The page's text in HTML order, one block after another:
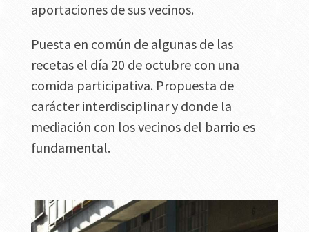
aportaciones de sus vecinos.
Puesta en común de algunas de las
recetas el día 20 de octubre con una
comida participativa. Propuesta de
carácter interdisciplinar y donde la
mediación con los vecinos del barrio es
fundamental.